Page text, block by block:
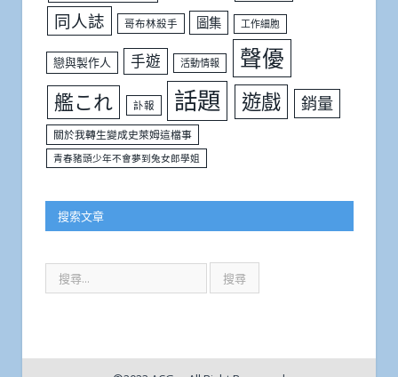
同人誌 哥布林殺手 圖集 工作細胞
戀與製作人 手遊 活動情報 聲優
艦これ 訃報 話題 遊戲 銷量
關於我轉生變成史萊姆這檔事
青春豬頭少年不會夢到兔女郎學姐
搜索文章